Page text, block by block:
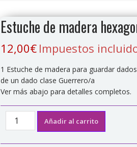
Estuche de madera
12,00€ Impuestos
1 Estuche de madera para guardar
de un dado clase Guerrero/a
Ver más abajo para detalles completos.
Estuche
Añadir al carrito